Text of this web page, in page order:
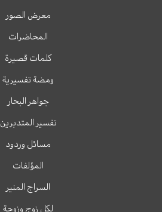
معرض الصور
المحاضرات
كلمات قصيرة
ومضة تفسيرية
جواهر البحار
تفسير المتدبرين
مسائل وردود
المؤلفات
السراج المنير
لكل زوج وزوجة